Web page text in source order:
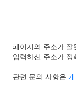
페이지의 주소가
입력하신 주소가 정
관련 문의 사항은